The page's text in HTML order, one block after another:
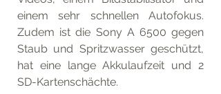
einem sehr schnellen Autofokus.
Zudem ist die Sony A 6500 gegen
Staub und Spritzwasser geschützt,
hat eine lange Akkulaufzeit und 2
SD-Kartenschächte.